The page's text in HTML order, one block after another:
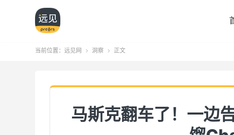
当前位置： 远见网  洞察  正文
马斯克翻车了！一边